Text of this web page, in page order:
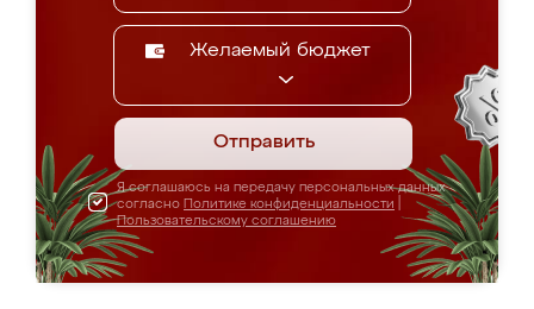
Желаемый бюджет
Отправить
Я соглашаюсь на передачу персональных данных
согласно Политике конфиденциальности
Пользовательскому соглашению